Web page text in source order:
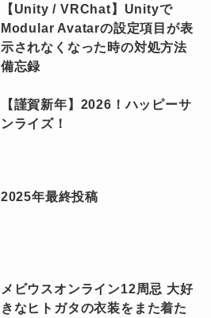
【Unity / VRChat】Unityで
Modular Avatarの設定項目が表
示されなくなった時の対処方法
備忘録
【謹賀新年】2026！ハッピーサ
ンライズ！
2025年最終投稿
メビウスオンライン12周忌 大好
きなヒトガタの衣装をまた着た